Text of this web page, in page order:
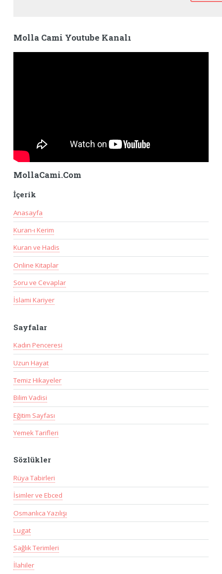
Molla Cami Youtube Kanalı
MollaCami.Com
İçerik
Anasayfa
Kuran-ı Kerim
Kuran ve Hadis
Online Kitaplar
Soru ve Cevaplar
İslami Kariyer
Sayfalar
Kadın Penceresi
Uzun Hayat
Temiz Hikayeler
Bilim Vadisi
Eğitim Sayfası
Yemek Tarifleri
Sözlükler
Rüya Tabirleri
İsimler ve Ebced
Osmanlıca Yazılışı
Lugat
Sağlık Terimleri
İlahiler